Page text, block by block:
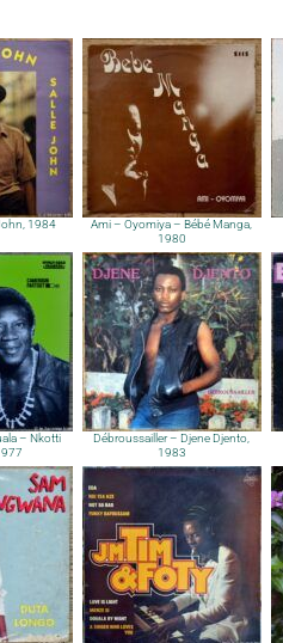
1984
Ami – Oyomiya – Bébé Manga,
1980
– Nkotti
Débroussailler – Djene Djento,
1983